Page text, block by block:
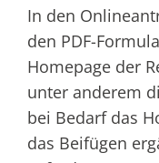
In den
den PDF-
Homepage der
unter anderem
bei Bedarf das
das Beifügen